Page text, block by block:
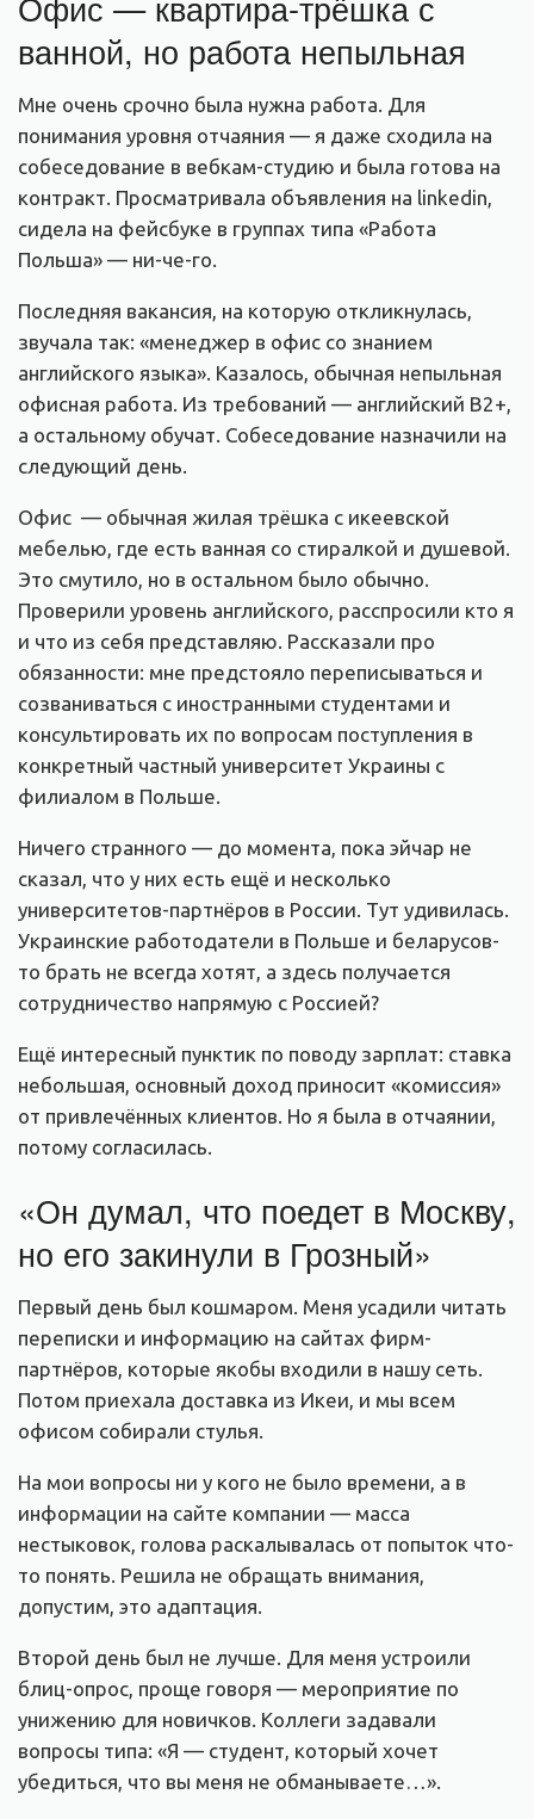
ванной, но работа непыльная
Мне очень срочно была нужна работа. Для
понимания уровня отчаяния — я даже сходила на
собеседование в вебкам-студию и была готова на
контракт. Просматривала объявления на linkedin,
сидела на фейсбуке в группах типа «Работа
Польша» — ни-че-го.
Последняя вакансия, на которую откликнулась,
звучала так: «менеджер в офис со знанием
английского языка». Казалось, обычная непыльная
офисная работа. Из требований — английский В2+,
а остальному обучат. Собеседование назначили на
следующий день.
Офис — обычная жилая трёшка с икеевской
мебелью, где есть ванная со стиралкой и душевой.
Это смутило, но в остальном было обычно.
Проверили уровень английского, расспросили кто я
и что из себя представляю. Рассказали про
обязанности: мне предстояло переписываться и
созваниваться с иностранными студентами и
консультировать их по вопросам поступления в
конкретный частный университет Украины с
филиалом в Польше.
Ничего странного — до момента, пока эйчар не
сказал, что у них есть ещё и несколько
университетов-партнёров в России. Тут удивилась.
Украинские работодатели в Польше и беларусов-
то брать не всегда хотят, а здесь получается
сотрудничество напрямую с Россией?
Ещё интересный пунктик по поводу зарплат: ставка
небольшая, основный доход приносит «комиссия»
от привлечённых клиентов. Но я была в отчаянии,
потому согласилась.
«Он думал, что поедет в Москву,
но его закинули в Грозный»
Первый день был кошмаром. Меня усадили читать
переписки и информацию на сайтах фирм-
партнёров, которые якобы входили в нашу сеть.
Потом приехала доставка из Икеи, и мы всем
офисом собирали стулья.
На мои вопросы ни у кого не было времени, а в
информации на сайте компании — масса
нестыковок, голова раскалывалась от попыток что-
то понять. Решила не обращать внимания,
допустим, это адаптация.
Второй день был не лучше. Для меня устроили
блиц-опрос, проще говоря — мероприятие по
унижению для новичков. Коллеги задавали
вопросы типа: «Я — студент, который хочет
убедиться, что вы меня не обманываете…».